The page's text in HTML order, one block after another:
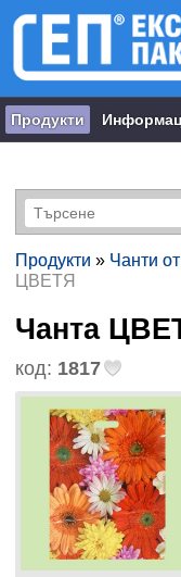
Продукти
Продукти » Чанти
ЦВЕТЯ
Чанта
код: 1817